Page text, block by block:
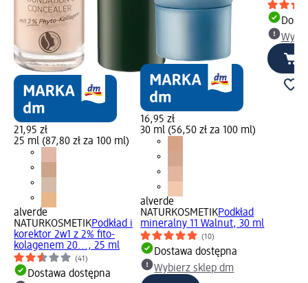
21,95 zł
25 ml (87,80 zł za 100 ml)
alverde
NATURKOSMETIKPodkład i
korektor 2w1 z 2% fito-
kolagenem 20..., 25 ml
(41)
Dostawa dostępna
16,95 zł
30 ml (56,50 zł za 100 ml)
alverde
NATURKOSMETIKPodkład
mineralny 11 Walnut, 30 ml
(10)
Dostawa dostępna
Wybierz sklep dm